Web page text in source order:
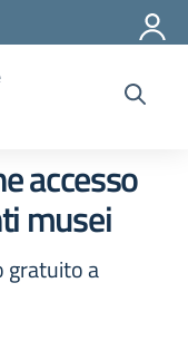
accesso
musei
gratuito a